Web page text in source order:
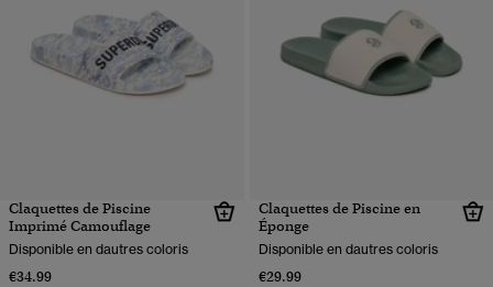
Claquettes de Piscine
Imprimé Camouflage
Disponible en dautres coloris
€34.99
Claquettes de Piscine en
Éponge
Disponible en dautres coloris
€29.99